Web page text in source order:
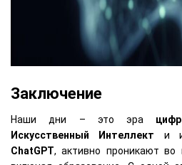
Заключение
Наши дни – это эра
Искусственный Интеллект и
ChatGPT, активно проникают